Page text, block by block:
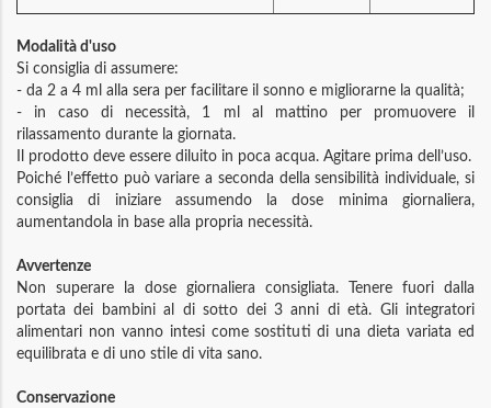
Modalità d'uso
Si consiglia di assumere:
- da 2 a 4 ml alla sera per facilitare il sonno e migliorarne la qualità;
- in caso di necessità, 1 ml al mattino per promuovere il
rilassamento durante la giornata.
Il prodotto deve essere diluito in poca acqua. Agitare prima dell’uso.
Poiché l’effetto può variare a seconda della sensibilità individuale, si
consiglia di iniziare assumendo la dose minima giornaliera,
aumentandola in base alla propria necessità.
Avvertenze
Non superare la dose giornaliera consigliata. Tenere fuori dalla
portata dei bambini al di sotto dei 3 anni di età. Gli integratori
alimentari non vanno intesi come sostituti di una dieta variata ed
equilibrata e di uno stile di vita sano.
Conservazione